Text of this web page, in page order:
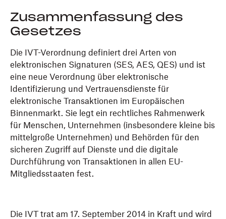
Zusammenfassung des
Gesetzes
Die IVT-Verordnung definiert drei Arten von
elektronischen Signaturen (SES, AES, QES) und ist
eine neue Verordnung über elektronische
Identifizierung und Vertrauensdienste für
elektronische Transaktionen im Europäischen
Binnenmarkt. Sie legt ein rechtliches Rahmenwerk
für Menschen, Unternehmen (insbesondere kleine bis
mittelgroße Unternehmen) und Behörden für den
sicheren Zugriff auf Dienste und die digitale
Durchführung von Transaktionen in allen EU-
Mitgliedsstaaten fest.
Die IVT trat am 17. September 2014 in Kraft und wird